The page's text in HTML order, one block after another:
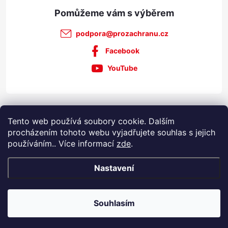
Tento web používá soubory cookie. Dalším
procházením tohoto webu vyjadřujete souhlas s jejich
používáním.. Více informací zde.
Nastavení
Souhlasím
podpora@prozachranu.cz
Facebook
YouTube
Copyright 2026Prozachranu.cz. Všechna práva vyhrazena.